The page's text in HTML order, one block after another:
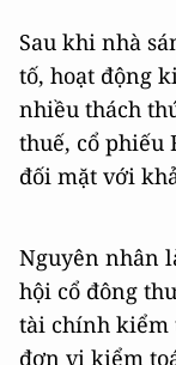
Sau khi nhà
tố, hoạt động
nhiều thách
thuế, cổ phiếu
đối mặt với
Nguyên nhân
hội cổ đông
tài chính kiểm
đơn vị kiểm